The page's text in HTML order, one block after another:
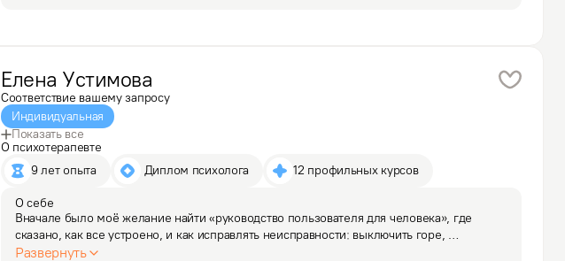
Елена Устимова
Соответствие вашему запросу
Индивидуальная
Показать все
О психотерапевте
9 лет опыта
Диплом психолога 12 профильных курсов
О себе
Вначале было моё желание найти «руководство пользователя для человека», где
сказано, как все устроено, и как исправлять неисправности: выключить горе,
прекратить злиться и стать выше всего этого, влюбить в себя кого нужно, разлюбить
Развернуть